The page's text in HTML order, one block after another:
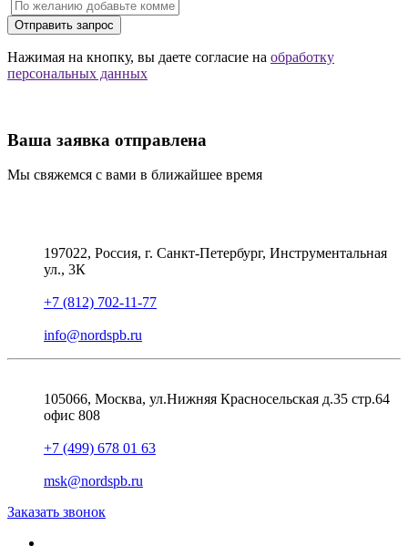
Отправить запрос
Нажимая на кнопку, вы даете согласие на обработку
персональных данных
Ваша заявка отправлена
Мы свяжемся с вами в ближайшее время
197022, Россия, г. Санкт-Петербург, Инструментальная
ул., 3К
+7 (812) 702-11-77
info@nordspb.ru
105066, Москва, ул.Нижняя Красносельская д.35 стр.64
офис 808
+7 (499) 678 01 63
msk@nordspb.ru
Заказать звонок